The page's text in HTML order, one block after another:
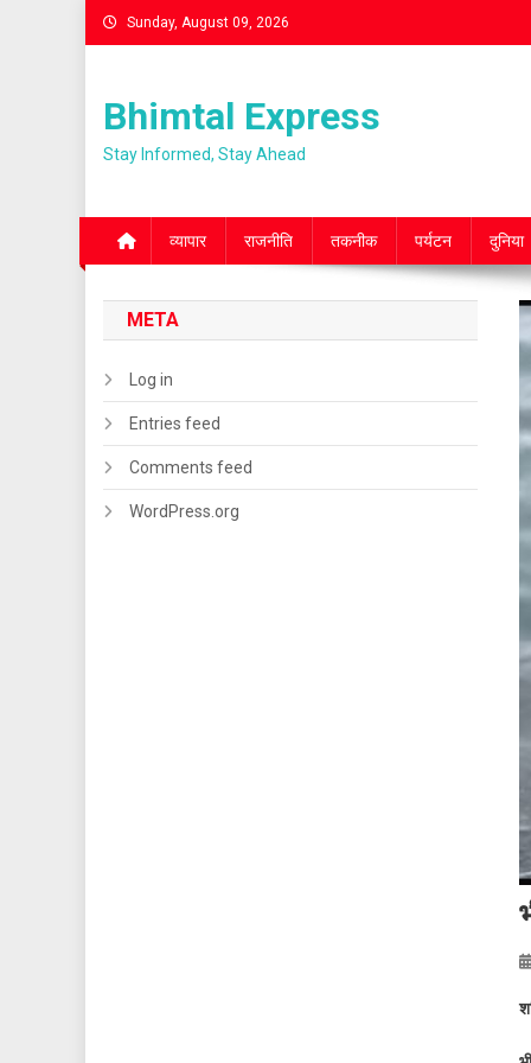
Skip
to
Sunday, August 09, 2026
Bhimtal Express
Stay Informed, Stay Ahead
व्यापार राजनीति तकनीक पर्यटन दुनिया
META
Log in
Entries feed
Comments feed
WordPress.org